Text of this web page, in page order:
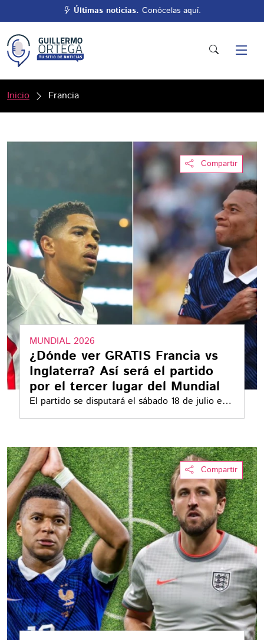
Últimas noticias. Conócelas aquí.
Inicio Francia
Compartir
MUNDIAL 2026
¿Dónde ver GRATIS Francia vs
Inglaterra? Así será el partido
por el tercer lugar del Mundial
El partido se disputará el sábado 18 de julio en
el Hard Rock Stadium de Miami
Compartir